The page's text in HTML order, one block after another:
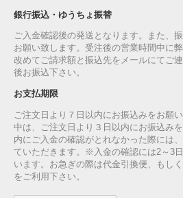
銀行振込・ゆうちょ振替
ご入金確認後の発送となります。また、
お願い致します。受注後の営業時間中に
改めてご請求額と振込先をメールにてご
後お振込下さい。
お支払期限
ご注文日より７日以内にお振込みをお願
中は、ご注文日より３日以内にお振込み
内にご入金の確認がとれなかった際には
ていただきます。※入金の確認には2～3
います。お急ぎの際は代金引換便、もし
をご利用下さい。